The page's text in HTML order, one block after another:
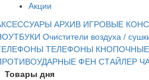
Акции
АРХИВ ИГРОВЫЕ
Очистители воздуха /
ТЕЛЕФОНЫ КНОПОЧНЫЕ
ФЕН СТАЙЛЕР
Товары дня